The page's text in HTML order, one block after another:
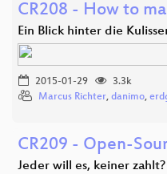
CR208 - How to
Ein Blick hinter die
2015-01-29
3.3k
Marcus Richter, danimo,
CR209 - Open-
Jeder will es, keiner zahlt?